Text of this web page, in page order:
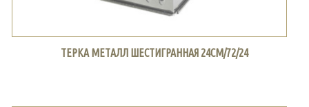
ТЕРКА МЕТАЛЛ ШЕСТИГРАННАЯ 24СМ/72/24